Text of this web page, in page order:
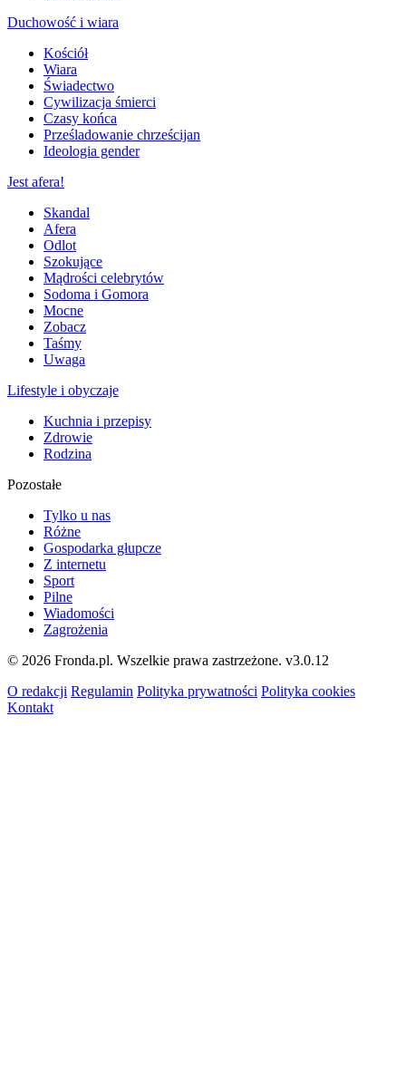
Duchowość i wiara
Kościół
Wiara
Świadectwo
Cywilizacja śmierci
Czasy końca
Prześladowanie chrześcijan
Ideologia gender
Jest afera!
Skandal
Afera
Odlot
Szokujące
Mądrości celebrytów
Sodoma i Gomora
Mocne
Zobacz
Taśmy
Uwaga
Lifestyle i obyczaje
Kuchnia i przepisy
Zdrowie
Rodzina
Pozostałe
Tylko u nas
Różne
Gospodarka głupcze
Z internetu
Sport
Pilne
Wiadomości
Zagrożenia
© 2026 Fronda.pl. Wszelkie prawa zastrzeżone. v3.0.12
O redakcji Regulamin Polityka prywatności Polityka cookies
Kontakt